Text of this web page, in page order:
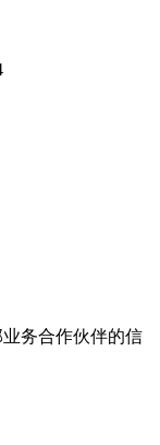
务合作伙伴的信